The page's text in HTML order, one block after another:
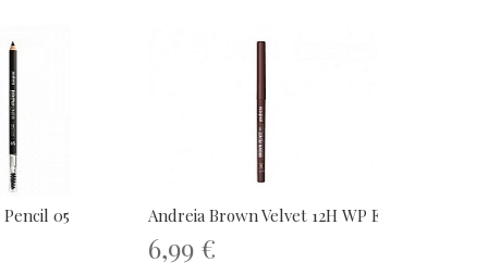
05 Andreia Brown Velvet 12H WP Eyeliner
6,99 €